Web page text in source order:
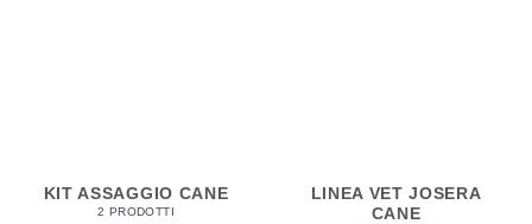
KIT ASSAGGIO CANE
2 PRODOTTI
LINEA VET JOSERA
CANE